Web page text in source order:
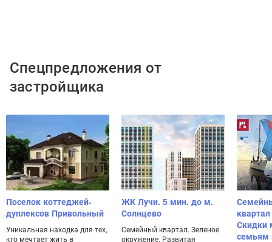
Спецпредложения от
застройщика
Поселок коттеджей-
дуплексов Привольный
Уникальная находка для тех,
кто мечтает жить в
ЖК Лучи. 5 мин. до м.
Солнцево
Семейный квартал. Зеленое
окружение. Развитая
Скидки
семьям